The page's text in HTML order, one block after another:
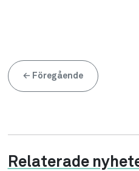
← Föregående
Relaterade